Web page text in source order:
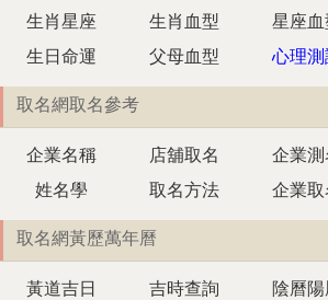
生肖星座
生肖血型 星座血
生日命運
父母血型 心理測
取名網取名參考
企業名稱 店舖取名 企業測
姓名學
取名方法 企業取
取名網黃歷萬年曆
黃道吉日 吉時查詢 陰曆陽